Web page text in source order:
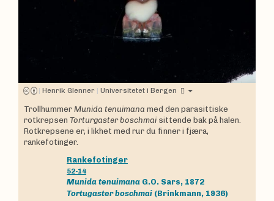
| Henrik Glenner | Universitetet i Bergen
Trollhummer Munida tenuimana med den parasittiske
rotkrepsen Torturgaster boschmai sittende bak på halen.
Rotkrepsene er, i likhet med rur du finner i fjæra,
rankefotinger.
Rankefotinger
52-14
Munida tenuimana G.O. Sars, 1872
Tortugaster boschmai (Brinkmann, 1936)